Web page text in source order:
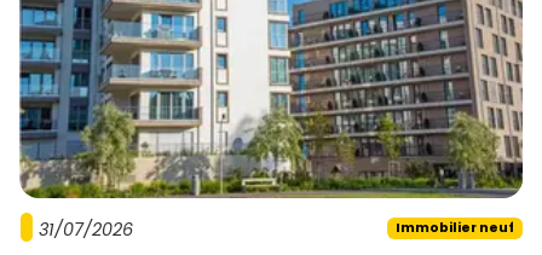
31/07/2026 Immobilier neuf